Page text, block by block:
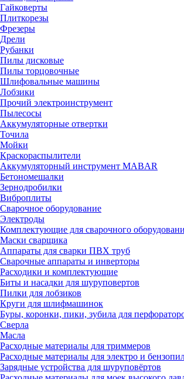
Гайковерты
Плиткорезы
Фрезеры
Дрели
Рубанки
Пилы дисковые
Пилы торцовочные
Шлифовальные машины
Лобзики
Прочий электроинструмент
Пылесосы
Аккумуляторные отвертки
Точила
Мойки
Краскораспылители
Аккумуляторный инструмент MABAR
Бетономешалки
Зернодробилки
Виброплиты
Сварочное оборудование
Электроды
Комплектующие для сварочного
Маски сварщика
Аппараты для сварки ПВХ труб
Сварочные аппараты и инверторы
Расходики и комплектующие
Биты и насадки для шуруповертов
Пилки для лобзиков
Круги для шлифмашинок
Буры, коронки, пики, зубила для
Сверла
Масла
Расходные материалы для триммеров
Расходные материалы для электро и
Зарядные устройства для шуруповёртов